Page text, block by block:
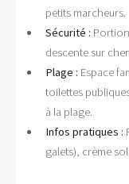
petits marcheurs.
Sécurité :
descente sur
Plage : Espace
toilettes
à la plage.
Infos pratiques :
galets), crème